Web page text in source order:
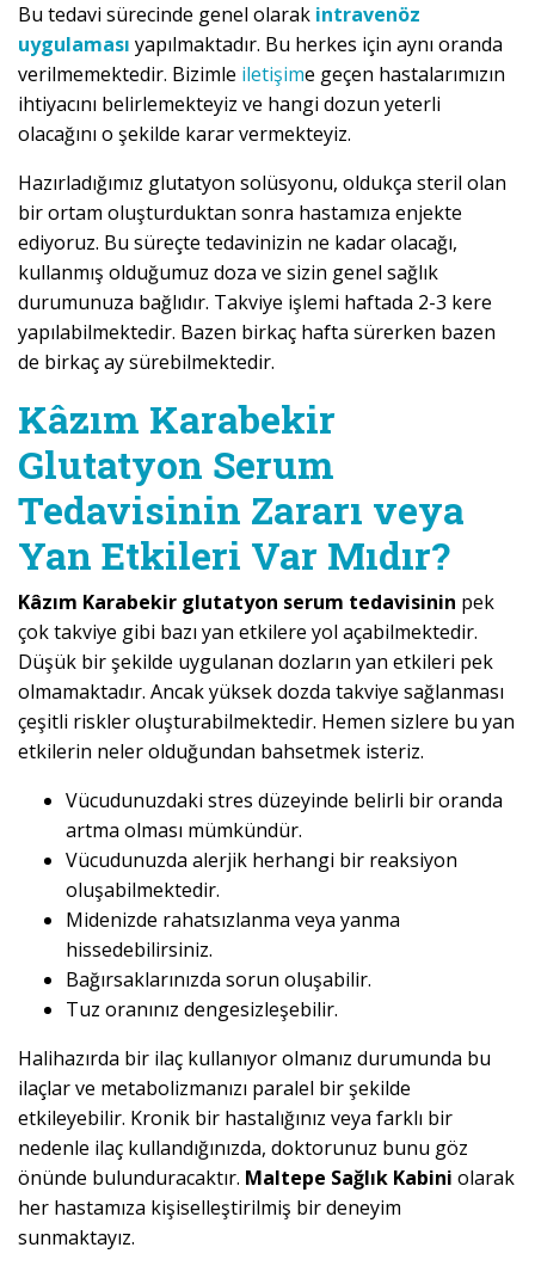
Bu tedavi sürecinde genel olarak intravenöz
uygulaması yapılmaktadır. Bu herkes için aynı oranda
verilmemektedir. Bizimle iletişime geçen hastalarımızın
ihtiyacını belirlemekteyiz ve hangi dozun yeterli
olacağını o şekilde karar vermekteyiz.
Hazırladığımız glutatyon solüsyonu, oldukça steril olan
bir ortam oluşturduktan sonra hastamıza enjekte
ediyoruz. Bu süreçte tedavinizin ne kadar olacağı,
kullanmış olduğumuz doza ve sizin genel sağlık
durumunuza bağlıdır. Takviye işlemi haftada 2-3 kere
yapılabilmektedir. Bazen birkaç hafta sürerken bazen
de birkaç ay sürebilmektedir.
Kâzım Karabekir
Glutatyon Serum
Tedavisinin Zararı veya
Yan Etkileri Var Mıdır?
Kâzım Karabekir glutatyon serum tedavisinin pek
çok takviye gibi bazı yan etkilere yol açabilmektedir.
Düşük bir şekilde uygulanan dozların yan etkileri pek
olmamaktadır. Ancak yüksek dozda takviye sağlanması
çeşitli riskler oluşturabilmektedir. Hemen sizlere bu yan
etkilerin neler olduğundan bahsetmek isteriz.
Vücudunuzdaki stres düzeyinde belirli bir oranda
artma olması mümkündür.
Vücudunuzda alerjik herhangi bir reaksiyon
oluşabilmektedir.
Midenizde rahatsızlanma veya yanma
hissedebilirsiniz.
Bağırsaklarınızda sorun oluşabilir.
Tuz oranınız dengesizleşebilir.
Halihazırda bir ilaç kullanıyor olmanız durumunda bu
ilaçlar ve metabolizmanızı paralel bir şekilde
etkileyebilir. Kronik bir hastalığınız veya farklı bir
nedenle ilaç kullandığınızda, doktorunuz bunu göz
önünde bulunduracaktır. Maltepe Sağlık Kabini olarak
her hastamıza kişiselleştirilmiş bir deneyim
sunmaktayız.